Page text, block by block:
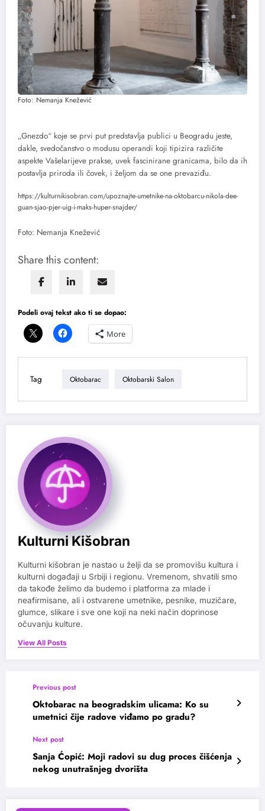
Foto: Nemanja Knežević
„Gnezdo“ koje se prvi put predstavlja publici u Beogradu jeste,
dakle, svedočanstvo o modusu operandi koji tipizira različite
aspekte Vašelarijeve prakse, uvek fascinirane granicama, bilo da ih
postavlja priroda ili čovek, i željom da se one prevaziđu.
https://kulturnikisobran.com/upoznajte-umetnike-na-oktobarcu-nikola-dee-
guan-sjao-pjer-uig-i-maks-huper-snajder/
Foto: Nemanja Knežević
Share this content:
Podeli ovaj tekst ako ti se dopao:
More
Tag Oktobarac Oktobarski Salon
Kulturni Kišobran
Kulturni kišobran je nastao u želji da se promovišu kultura i
kulturni događaji u Srbiji i regionu. Vremenom, shvatili smo
da takođe želimo da budemo i platforma za mlade i
neafirmisane, ali i ostvarene umetnike, pesnike, muzičare,
glumce, slikare i sve one koji na neki način doprinose
očuvanju kulture.
View All Posts
Previous post
Oktobarac na beogradskim ulicama: Ko su
umetnici čije radove viđamo po gradu?
Next post
Sanja Ćopić: Moji radovi su dug proces čišćenja
nekog unutrašnjeg dvorišta